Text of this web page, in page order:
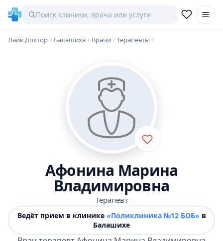
Лайк.Доктор Балашиха Врачи Терапевты
Афонина Марина
Владимировна
Терапевт
Ведёт прием в клинике «Поликлиника №12 БОБ» в
Балашихе